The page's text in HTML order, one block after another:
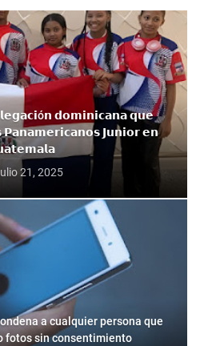
𝗱𝗼𝗺𝗶𝗻𝗶𝗰𝗮𝗻𝗮 𝗾𝘂𝗲
𝗣𝗮𝗻𝗮𝗺𝗲𝗿𝗶𝗰𝗮𝗻𝗼𝘀 𝗝𝘂𝗻𝗶𝗼𝗿 𝗲𝗻
21, 2025
a cualquier persona que
fotos sin consentimiento